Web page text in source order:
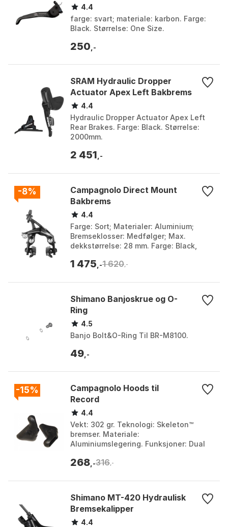
4.4
farge: svart; materiale: karbon. Farge:
Black. Størrelse: One Size.
250 ,-
SRAM Hydraulic Dropper
Actuator Apex Left Bakbrems
4.4
Hydraulic Dropper Actuator Apex Left
Rear Brakes. Farge: Black. Størrelse:
2000mm.
2 451 ,-
-8%
Campagnolo Direct Mount
Bakbrems
4.4
Farge: Sort; Materialer: Aluminium;
Bremseklosser: Medfølger; Max.
dekkstørrelse: 28 mm. Farge: Black,
1 475 ,-1 620,-
Shimano Banjoskrue og O-
Ring
4.5
Banjo Bolt&O-Ring Til BR-M8100.
49 ,-
-15%
Campagnolo Hoods til
Record
4.4
Vekt: 302 gr. Teknologi: Skeleton™
bremser. Materiale:
Aluminiumslegering. Funksjoner: Dual
Størrelse: One Size.
268 ,-316 ,-
Shimano MT-420 Hydraulisk
Bremsekalipper
4.4